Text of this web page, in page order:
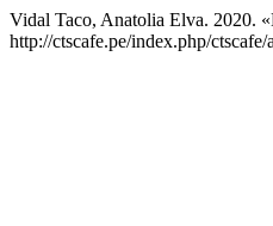
Vidal Taco, Anatolia Elva. 2020.
http://ctscafe.pe/index.php/